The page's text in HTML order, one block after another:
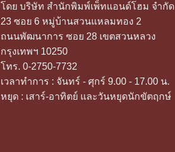
โดย บริษัท สำนักพิมพ์เพ็ทแอนด์โฮม จำกัด
23 ซอย 6 หมู่บ้านสวนแหลมทอง 2
ถนนพัฒนาการ ซอย 28 เขตสวนหลวง
กรุงเทพฯ 10250
โทร. 0-2750-7732
เวลาทำการ : จันทร์ - ศุกร์ 9.00 - 17.00 น.
หยุด : เสาร์-อาทิตย์ และวันหยุดนักขัตฤกษ์